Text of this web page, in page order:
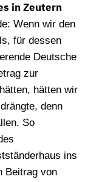
in Zeutern
Wenn wir den
für dessen
Deutsche
zur
hätten wir
denn
So
ins
Beitrag von